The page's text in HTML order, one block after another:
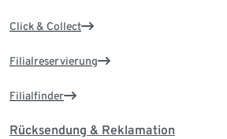
Click & Collect
Filialreservierung
Filialfinder
Rücksendung & Reklamation